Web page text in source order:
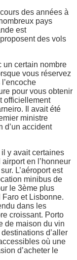
des années à
pays
est
des vols
un certain nombre
vous réservez
pour vous obtenir
officiellement
Il avait été
ministre
d’un accident
y avait certaines
en l’honneur
L’aéroport est
minibus de
le 3ème plus
et Lisbonne.
dans les
croissant. Porto
de maison du vin
d’aller
où une
d’acheter le